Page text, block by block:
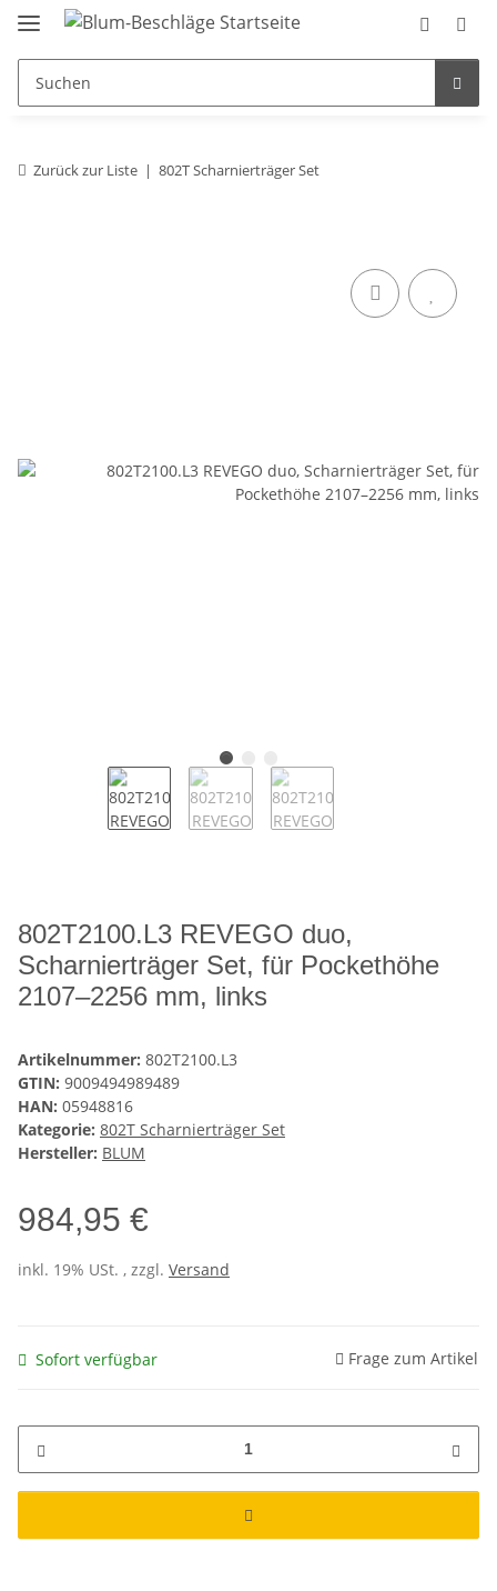
Zurück zur Liste 802T Scharnierträger Set
802T2100.L3 REVEGO duo,
Scharnierträger Set, für Pockethöhe
2107–2256 mm, links
Artikelnummer: 802T2100.L3
GTIN: 9009494989489
HAN: 05948816
Kategorie: 802T Scharnierträger Set
Hersteller: BLUM
984,95 €
inkl. 19% USt. , zzgl. Versand
Sofort verfügbar Frage zum Artikel